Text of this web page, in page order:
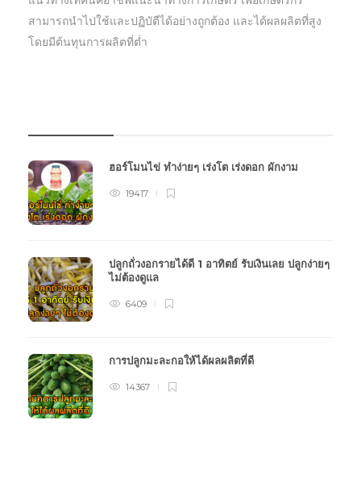
สามารถนำไปใช้และปฏิบัตืได้อย่างถูกต้อง และได้ผลผลิตที่สูง
โดยมีต้นทุนการผลิตที่ต่ำ
ฮอร์โมนไข่ ทำง่ายๆ เร่งโต เร่งดอก ผักงาม
19417
ปลูกถั่วงอกรายได้ดี 1 อาทิตย์ รับเงินเลย ปลูกง่ายๆ
ไม่ต้องดูแล
6409
การปลูกมะละกอให้ได้ผลผลิตที่ดี
14367